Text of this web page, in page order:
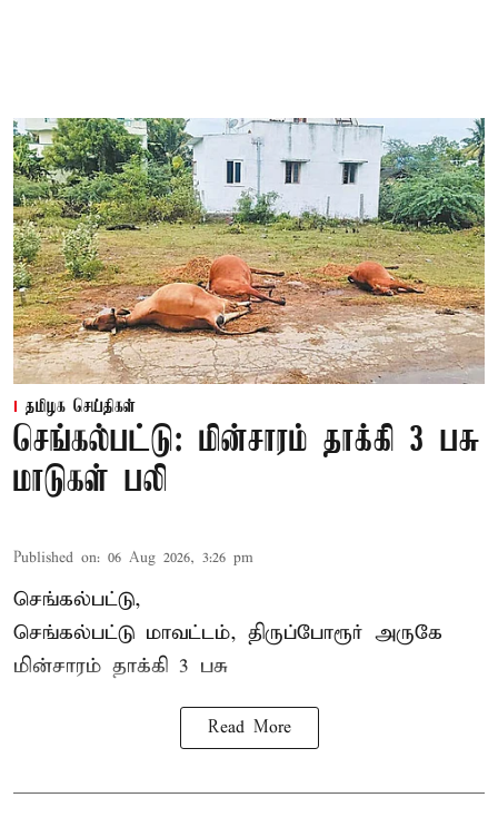
தமிழக செய்திகள்
செங்கல்பட்டு: மின்சாரம் தாக்கி 3 பசு
மாடுகள் பலி
Published on: 06 Aug 2026, 3:26 pm
செங்கல்பட்டு,
செங்கல்பட்டு மாவட்டம், திருப்போரூர் அருகே
மின்சாரம் தாக்கி 3 பசு
Read More